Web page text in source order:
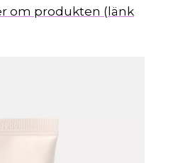
om produkten (länk